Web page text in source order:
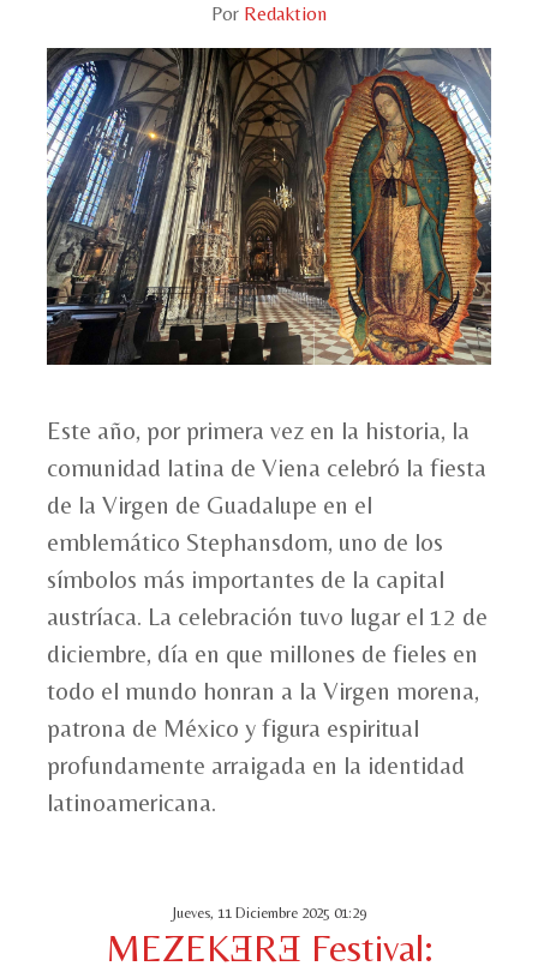
Por Redaktion
Este año, por primera vez en la historia, la
comunidad latina de Viena celebró la fiesta
de la Virgen de Guadalupe en el
emblemático Stephansdom, uno de los
símbolos más importantes de la capital
austríaca. La celebración tuvo lugar el 12 de
diciembre, día en que millones de fieles en
todo el mundo honran a la Virgen morena,
patrona de México y figura espiritual
profundamente arraigada en la identidad
latinoamericana.
Jueves, 11 Diciembre 2025 01:29
MEZEKƎRƎ Festival: